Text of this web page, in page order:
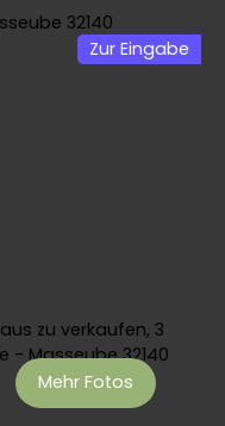
Zur Eingabe
Mehr Fotos